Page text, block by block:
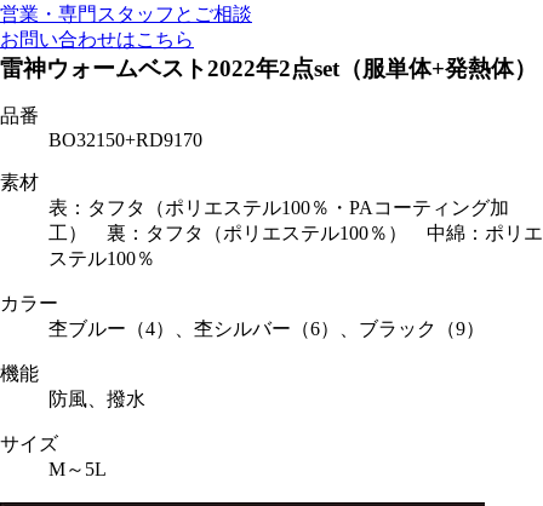
営業・専門スタッフとご相談
お問い合わせはこちら
雷神ウォームベスト2022年2点set（服単体+発熱体）
品番
BO32150+RD9170
素材
表：タフタ（ポリエステル100％・PAコーティング加
工） 裏：タフタ（ポリエステル100％） 中綿：ポリエ
ステル100％
カラー
杢ブルー（4）、杢シルバー（6）、ブラック（9）
機能
防風、撥水
サイズ
M～5L